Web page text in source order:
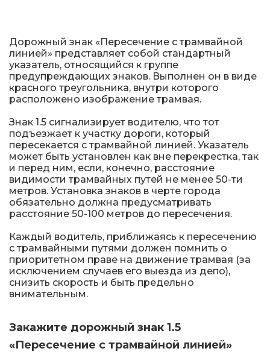
Светофоры
Светодиодные светофоры T7
Мобильные сигнальные строительные
ограждения
Материалы для дорожной разметки
Знаки безопасности
Знаки магистральных газопроводов
Дорожное оборудование
Железнодорожные путевые знаки
Дорожный знак «Пересечение с трамвайной
линией» представляет собой стандартный
указатель, относящийся к группе
предупреждающих знаков. Выполнен он в виде
красного треугольника, внутри которого
расположено изображение трамвая.
Знак 1.5 сигнализирует водителю, что тот
подъезжает к участку дороги, который
пересекается с трамвайной линией. Указатель
может быть установлен как вне перекрестка, так
и перед ним, если, конечно, расстояние
видимости трамвайных путей не менее 50-ти
метров. Установка знаков в черте города
обязательно должна предусматривать
расстояние 50-100 метров до пересечения.
Каждый водитель, приближаясь к пересечению
с трамвайными путями должен помнить о
приоритетном праве на движение трамвая (за
исключением случаев его выезда из депо),
снизить скорость и быть предельно
внимательным.
Закажите дорожный знак 1.5
«Пересечение с трамвайной линией»